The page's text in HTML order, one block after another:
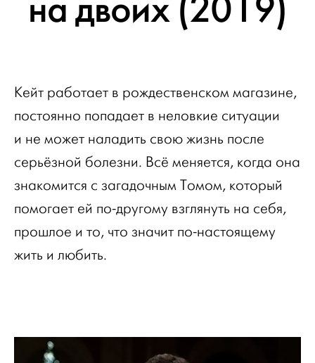
Кейт работает в рождественском магазине,
постоянно попадает в неловкие ситуации
и не может наладить свою жизнь после
серьёзной болезни. Всё меняется, когда она
знакомится с загадочным Томом, который
помогает ей по-другому взглянуть на себя,
прошлое и то, что значит по-настоящему
жить и любить.